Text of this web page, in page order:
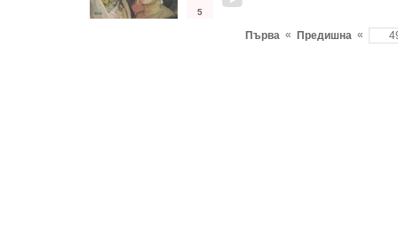
5
Първа « Предишна «